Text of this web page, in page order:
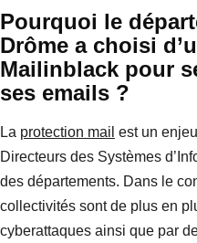
Pourquoi le
Drôme a choisi
Mailinblack pour
ses emails ?
La protection mail est un
Directeurs des Systèmes
des départements. Dans le
collectivités sont de plus en
cyberattaques ainsi que par